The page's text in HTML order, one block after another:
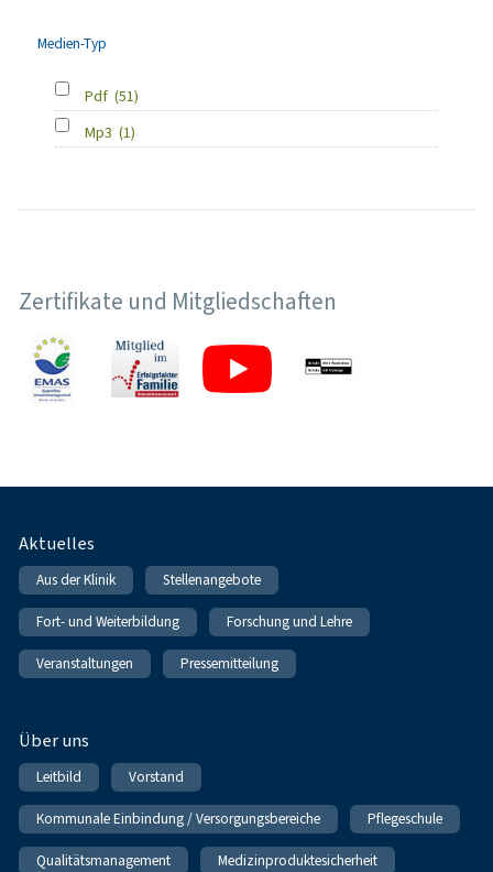
Medien-Typ
Pdf (51)
Mp3 (1)
Zertifikate und Mitgliedschaften
Fußnavigation
Aktuelles
Aus der Klinik Stellenangebote
Fort- und Weiterbildung Forschung und Lehre
Veranstaltungen Pressemitteilung
Über uns
Leitbild Vorstand
Kommunale Einbindung / Versorgungsbereiche Pflegeschule
Qualitätsmanagement Medizinproduktesicherheit